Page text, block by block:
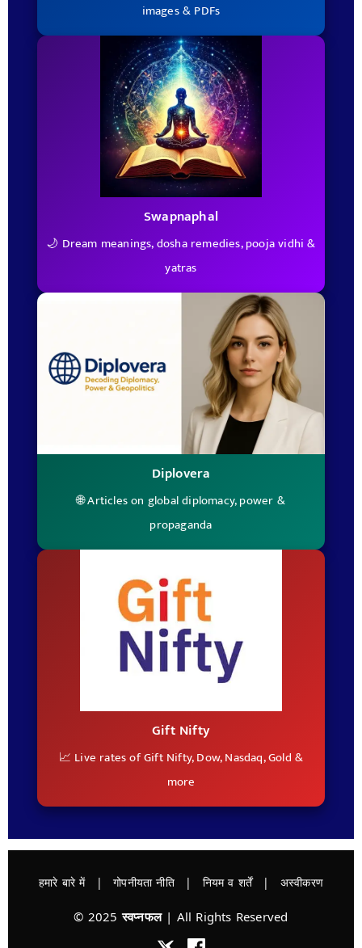
images & PDFs
Swapnaphal
🌙 Dream meanings, dosha remedies, pooja vidhi &
yatras
Diplovera
🌐 Articles on global diplomacy, power &
propaganda
Gift Nifty
📈 Live rates of Gift Nifty, Dow, Nasdaq, Gold &
more
हमारे बारे में | गोपनीयता नीति | नियम व शर्तें | अस्वीकरण
© 2025स्वप्नफल| All Rights Reserved